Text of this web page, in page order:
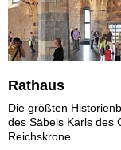
Rathaus
Die größten
des Säbels Karls des
Reichskrone.